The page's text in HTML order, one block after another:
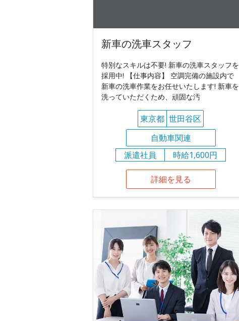
新車の洗車スタッフ
特別なスキルは不要! 新車の洗車スタッフを
採用中! 【仕事内容】 空調完備の施設内で
新車の洗車作業をお任せいたします! 新車を
洗っていただくため、頑固な汚
東京都 世田谷区
自動車関連
派遣社員
時給1,600円
詳細を見る